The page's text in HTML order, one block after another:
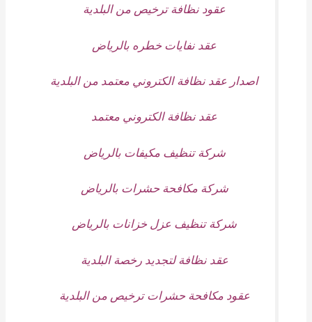
عقود نظافة ترخيص من البلدية
عقد نفايات خطره بالرياض
اصدار عقد نظافة الكتروني معتمد من البلدية
عقد نظافة الكتروني معتمد
شركة تنظيف مكيفات بالرياض
شركة مكافحة حشرات بالرياض
شركة تنظيف عزل خزانات بالرياض
عقد نظافة لتجديد رخصة البلدية
عقود مكافحة حشرات ترخيص من البلدية